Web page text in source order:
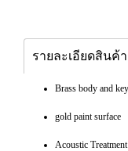
รายละเอียดสินค้า
Brass body and
gold paint surface
Acoustic